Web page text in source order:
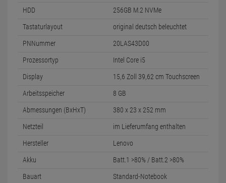
HDD 256GB M.2 NVMe
Tastaturlayout original deutsch beleuchtet
PNNummer 20LAS43D00
Prozessortyp Intel Core i5
Display 15,6 Zoll 39,62 cm Touchscreen
Arbeitsspeicher 8 GB
Abmessungen (BxHxT) 380 x 23 x 252 mm
Netzteil im Lieferumfang enthalten
Hersteller Lenovo
Akku Batt.1 >80% / Batt.2 >80%
Bauart Standard-Notebook